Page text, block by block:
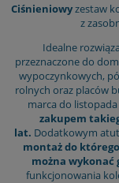
Ciśnieniowyzestaw
z
Idealne
przeznaczone do
wypoczynkowych,
rolnych oraz placów
marca do listopada
zakupem
lat. Dodatkowym
montaż do
można wykonać
funkcjonowania